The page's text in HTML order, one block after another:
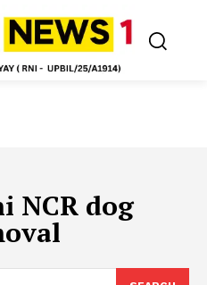
NCR dog